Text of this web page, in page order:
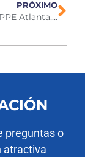
PRÓXIMO
Exposición IPPE Atlanta, 2026
preguntas o
atractiva